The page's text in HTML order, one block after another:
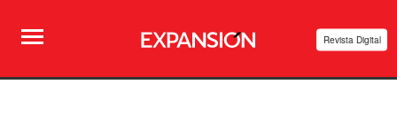
Revista Digital